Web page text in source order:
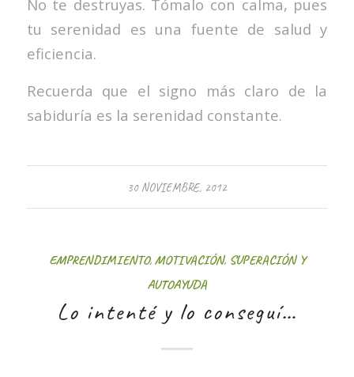
No te destruyas. Tómalo con calma, pues
tu serenidad es una fuente de salud y
eficiencia.
Recuerda que el signo más claro de la
sabiduría es la serenidad constante.
30 NOVIEMBRE, 2012
EMPRENDIMIENTO,MOTIVACIÓN, SUPERACIÓN Y
AUTOAYUDA
Lo intenté y lo conseguí…